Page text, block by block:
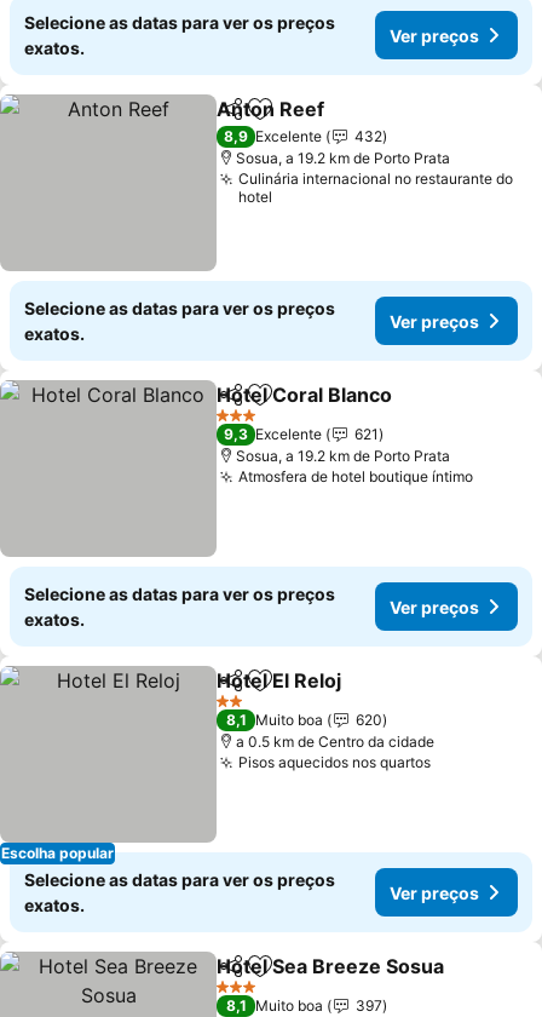
Selecione as datas para ver os preços
exatos.
Ver preços
PartilharAdicionar aos favoritos
Anton Reef
8,9 Excelente
432
Sosua, a 19.2 km de Porto Prata
Culinária internacional no restaurante do
hotel
Selecione as datas para ver os preços
exatos.
Ver preços
PartilharAdicionar aos favoritos
Hotel Coral Blanco
3 Estrelas
9,3 Excelente
621
Sosua, a 19.2 km de Porto Prata
Atmosfera de hotel boutique íntimo
Selecione as datas para ver os preços
exatos.
Ver preços
Escolha popular
PartilharAdicionar aos favoritos
Hotel El Reloj
2 Estrelas
8,1 Muito boa
620
a 0.5 km de Centro da cidade
Pisos aquecidos nos quartos
Selecione as datas para ver os preços
exatos.
Ver preços
PartilharAdicionar aos favoritos
Hotel Sea Breeze Sosua
3 Estrelas
8,1 Muito boa
397